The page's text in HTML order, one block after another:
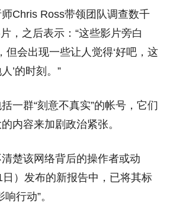
Chris Ross带领团队调查数千
，之后表示：“这些影片旁白
但会出现一些让人觉得‘好吧，这
’的时刻。”
一群“刻意不真实”的帐号，它们
内容来加剧政治紧张。
楚该网络背后的操作者或动
）发布的新报告中，已将其标
行动”。